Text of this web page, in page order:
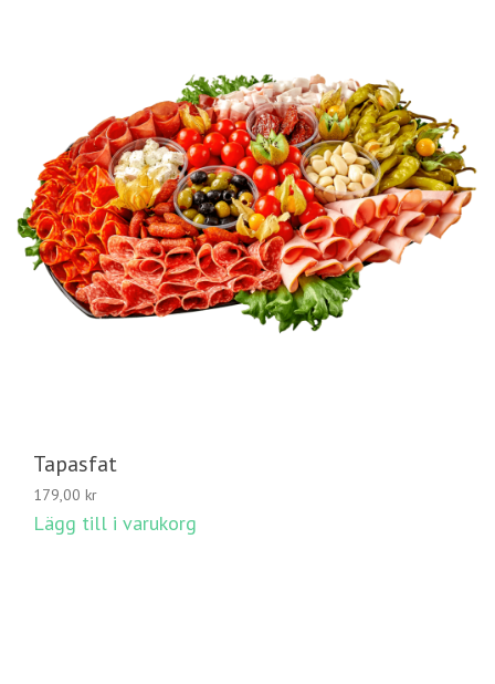
Tapasfat
179,00 kr
Lägg till i varukorg